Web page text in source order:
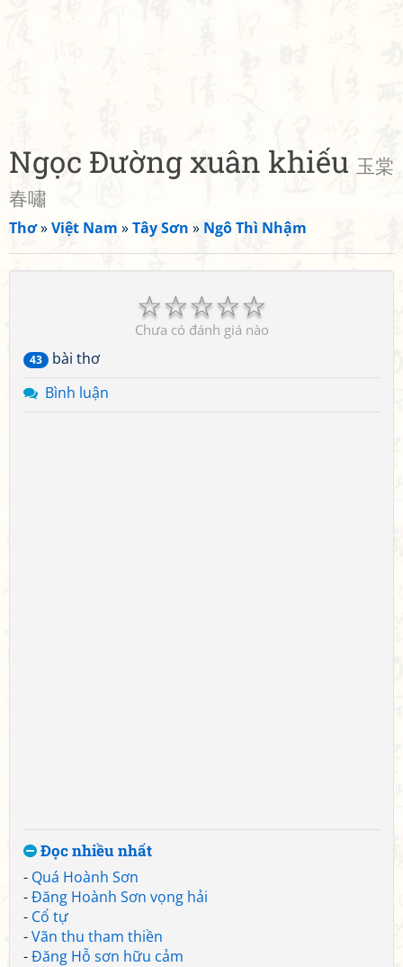
Ngọc Đường xuân khiếu 玉棠
春嘯
Thơ»Việt Nam »Tây Sơn » Ngô Thì Nhậm
☆
☆
☆
☆
☆
Chưa có đánh giá nào
43
bài thơ
Bình luận
Đọc nhiều nhất
- Quá Hoành Sơn
-Đăng Hoành Sơn vọng hải
- Cổ tự
-Vãn thu tham thiền
-Đăng Hỗ sơn hữu cảm